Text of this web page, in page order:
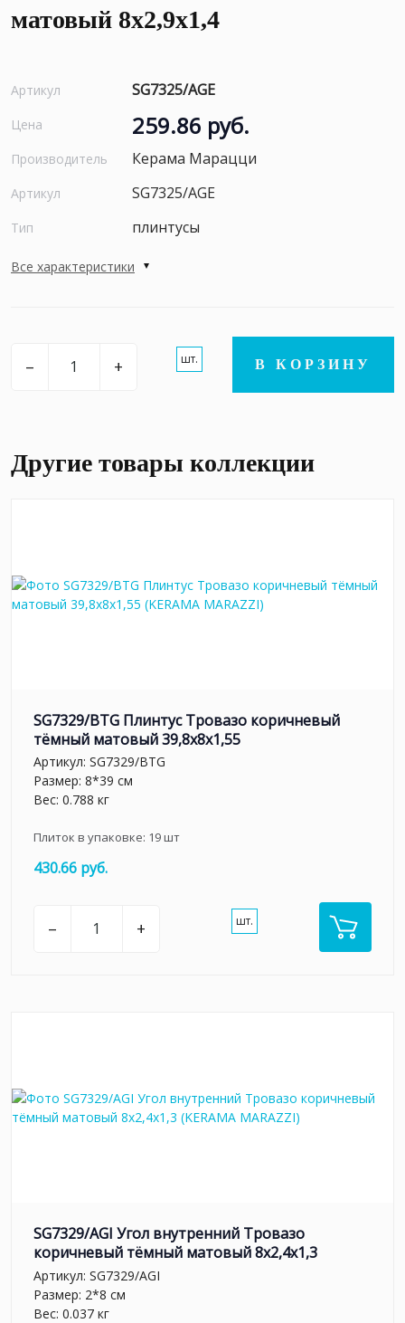
матовый 8x2,9x1,4
Артикул SG7325/AGE
Цена 259.86 руб.
Производитель Керама Марацци
Артикул SG7325/AGE
Тип плинтусы
Все характеристики
– + шт. В КОРЗИНУ
Другие товары коллекции
SG7329/BTG Плинтус Тровазо коричневый
тёмный матовый 39,8x8x1,55
Артикул: SG7329/BTG
Размер: 8*39 см
Вес: 0.788 кг
Плиток в упаковке: 19шт
430.66 руб.
– + шт.
SG7329/AGI Угол внутренний Тровазо
коричневый тёмный матовый 8x2,4x1,3
Артикул: SG7329/AGI
Размер: 2*8 см
Вес: 0.037 кг